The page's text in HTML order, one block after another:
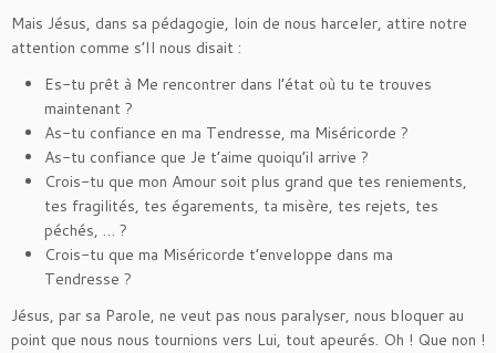
Mais Jésus, dans sa pédagogie, loin de nous harceler, attire notre
attention comme s’Il nous disait :
Es-tu prêt à Me rencontrer dans l’état où tu te trouves
maintenant ?
As-tu confiance en ma Tendresse, ma Miséricorde ?
As-tu confiance que Je t’aime quoiqu’il arrive ?
Crois-tu que mon Amour soit plus grand que tes reniements,
tes fragilités, tes égarements, ta misère, tes rejets, tes
péchés, … ?
Crois-tu que ma Miséricorde t’enveloppe dans ma
Tendresse ?
Jésus, par sa Parole, ne veut pas nous paralyser, nous bloquer au
point que nous nous tournions vers Lui, tout apeurés. Oh ! Que non !